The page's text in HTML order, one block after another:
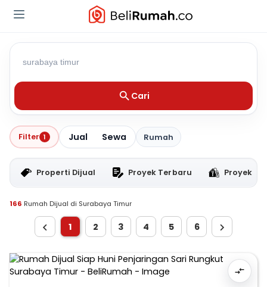
Cari
Filter 1 Jual Sewa Rumah
Properti Dijual Proyek Terbaru Proyek
166 Rumah Dijual di Surabaya Timur
1 2 3 4 5 6